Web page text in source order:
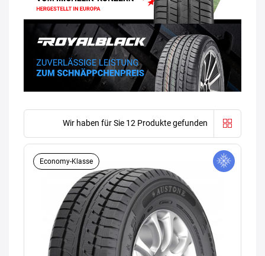
Wir haben für Sie 12 Produkte gefunden
Economy-Klasse